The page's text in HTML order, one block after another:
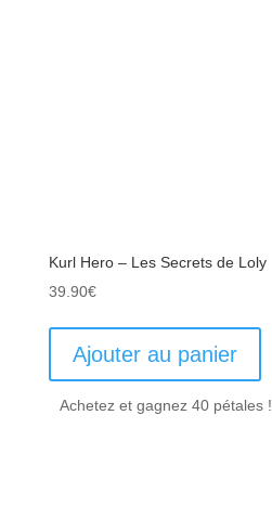
Kurl Hero – Les Secrets de Loly
39.90€
Ajouter au panier
Achetez et gagnez 40 pétales !